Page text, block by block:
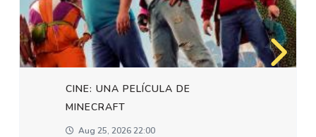
CINE: UNA PELÍCULA DE
MINECRAFT
Aug 25, 2026 22:00